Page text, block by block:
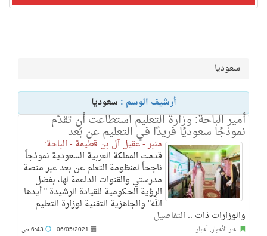
سعوديا
أرشيف الوسم : سعوديا
أمير الباحة: وزارة التعليم استطاعت أن تقدّم
نموذجًا سعوديًا فريدًا في التعليم عن بُعد
منبر - عقيل آل بن قطيمة - الباحة:
قدمت المملكة العربية السعودية نموذجاً
ناجحاً لمنظومة التعلم عن بعد عبر منصة
مدرستي والقنوات الداعمة لها، بفضل
الرؤية الحكومية للقيادة الرشيدة " أيدها
الله" والجاهزية التقنية لوزارة التعليم
والوزارات ذات .. التفاصيل
آخر الأخبار, أخبار 06/05/2021